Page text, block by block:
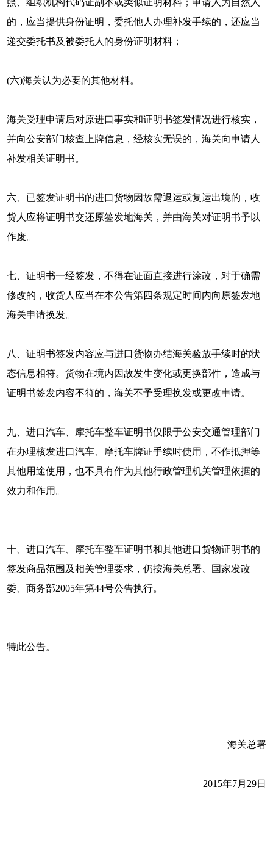
照、组织机构代码证副本或类似证明材料；申请人为自然人
的，应当提供身份证明，委托他人办理补发手续的，还应当
递交委托书及被委托人的身份证明材料；
(六)海关认为必要的其他材料。
海关受理申请后对原进口事实和证明书签发情况进行核实，
并向公安部门核查上牌信息，经核实无误的，海关向申请人
补发相关证明书。
六、已签发证明书的进口货物因故需退运或复运出境的，收
货人应将证明书交还原签发地海关，并由海关对证明书予以
作废。
七、证明书一经签发，不得在证面直接进行涂改，对于确需
修改的，收货人应当在本公告第四条规定时间内向原签发地
海关申请换发。
八、证明书签发内容应与进口货物办结海关验放手续时的状
态信息相符。货物在境内因故发生变化或更换部件，造成与
证明书签发内容不符的，海关不予受理换发或更改申请。
九、进口汽车、摩托车整车证明书仅限于公安交通管理部门
在办理核发进口汽车、摩托车牌证手续时使用，不作抵押等
其他用途使用，也不具有作为其他行政管理机关管理依据的
效力和作用。
十、进口汽车、摩托车整车证明书和其他进口货物证明书的
签发商品范围及相关管理要求，仍按海关总署、国家发改
委、商务部2005年第44号公告执行。
特此公告。
海关总署
2015年7月29日